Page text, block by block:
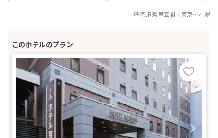
基準JR乗車区間： 東京～札幌